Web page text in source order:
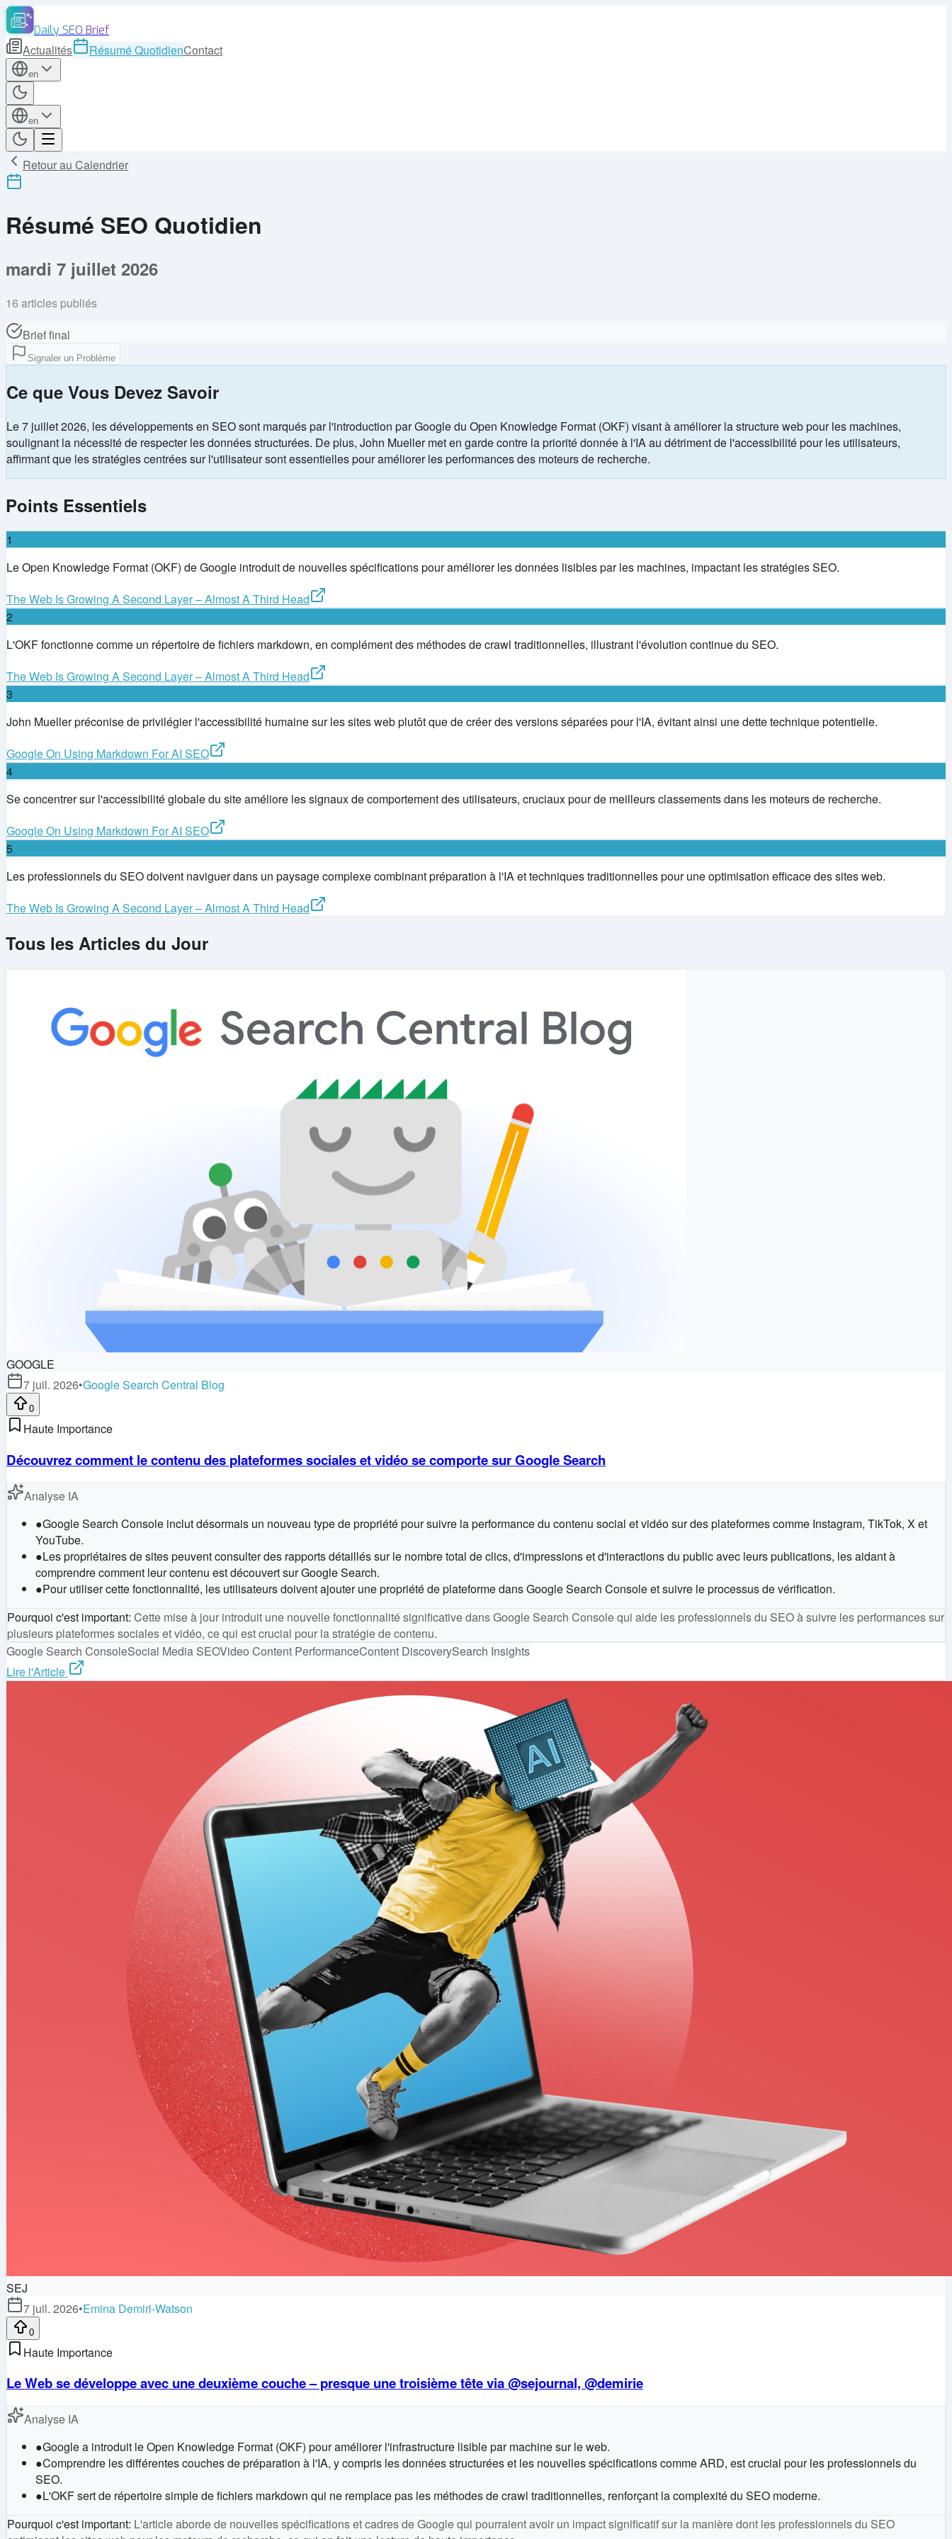
Daily SEO Brief
Actualités Résumé QuotidienContact
en
en
Retour au Calendrier
Résumé SEO Quotidien
mardi 7 juillet 2026
16 articles publiés
Brief final
Signaler un Problème
Ce que Vous Devez Savoir
Le 7 juillet 2026, les développements en SEO sont marqués par l'introduction par Google du Open Knowledge Format (OKF) visant à améliorer la structure web pour les machines,
soulignant la nécessité de respecter les données structurées. De plus, John Mueller met en garde contre la priorité donnée à l'IA au détriment de l'accessibilité pour les utilisateurs,
affirmant que les stratégies centrées sur l'utilisateur sont essentielles pour améliorer les performances des moteurs de recherche.
Points Essentiels
1
Le Open Knowledge Format (OKF) de Google introduit de nouvelles spécifications pour améliorer les données lisibles par les machines, impactant les stratégies SEO.
The Web Is Growing A Second Layer – Almost A Third Head
2
L'OKF fonctionne comme un répertoire de fichiers markdown, en complément des méthodes de crawl traditionnelles, illustrant l'évolution continue du SEO.
The Web Is Growing A Second Layer – Almost A Third Head
3
John Mueller préconise de privilégier l'accessibilité humaine sur les sites web plutôt que de créer des versions séparées pour l'IA, évitant ainsi une dette technique potentielle.
Google On Using Markdown For AI SEO
4
Se concentrer sur l'accessibilité globale du site améliore les signaux de comportement des utilisateurs, cruciaux pour de meilleurs classements dans les moteurs de recherche.
Google On Using Markdown For AI SEO
5
Les professionnels du SEO doivent naviguer dans un paysage complexe combinant préparation à l'IA et techniques traditionnelles pour une optimisation efficace des sites web.
The Web Is Growing A Second Layer – Almost A Third Head
Tous les Articles du Jour
GOOGLE
7 juil. 2026•Google Search Central Blog
0
Haute Importance
Découvrez comment le contenu des plateformes sociales et vidéo se comporte sur Google Search
Analyse IA
●Google Search Console inclut désormais un nouveau type de propriété pour suivre la performance du contenu social et vidéo sur des plateformes comme Instagram, TikTok, X et
YouTube.
●Les propriétaires de sites peuvent consulter des rapports détaillés sur le nombre total de clics, d'impressions et d'interactions du public avec leurs publications, les aidant à
comprendre comment leur contenu est découvert sur Google Search.
●Pour utiliser cette fonctionnalité, les utilisateurs doivent ajouter une propriété de plateforme dans Google Search Console et suivre le processus de vérification.
Pourquoi c'est important: Cette mise à jour introduit une nouvelle fonctionnalité significative dans Google Search Console qui aide les professionnels du SEO à suivre les performances sur
plusieurs plateformes sociales et vidéo, ce qui est crucial pour la stratégie de contenu.
Google Search ConsoleSocial Media SEOVideo Content PerformanceContent DiscoverySearch Insights
Lire l'Article
SEJ
7 juil. 2026•Emina Demiri-Watson
0
Haute Importance
Le Web se développe avec une deuxième couche – presque une troisième tête via @sejournal, @demirie
Analyse IA
●Google a introduit le Open Knowledge Format (OKF) pour améliorer l'infrastructure lisible par machine sur le web.
●Comprendre les différentes couches de préparation à l'IA, y compris les données structurées et les nouvelles spécifications comme ARD, est crucial pour les professionnels du
SEO.
●L'OKF sert de répertoire simple de fichiers markdown qui ne remplace pas les méthodes de crawl traditionnelles, renforçant la complexité du SEO moderne.
Pourquoi c'est important: L'article aborde de nouvelles spécifications et cadres de Google qui pourraient avoir un impact significatif sur la manière dont les professionnels du SEO